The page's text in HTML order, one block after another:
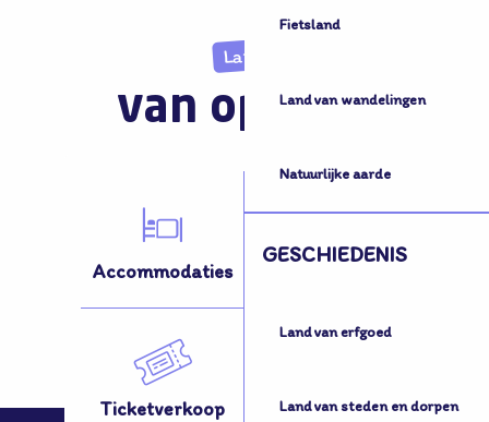
Fietsland
Land van wandelingen
Natuurlijke aarde
GESCHIEDENIS
Land van erfgoed
Land van steden en dorpen
Land
van opvang
Accommodaties
Ticketverkoop Hoe kom ik hier?